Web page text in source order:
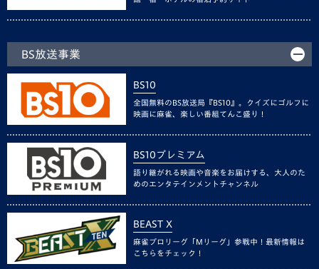
BS放送事業
BS10
全国無料のBS放送局『BS10』。クイズにゴルフに
映画に麻雀、楽しい番組てんこ盛り！
BS10プレミアム
語り継がれる映画や音楽をお届けする、大人のた
めのエンタテインメントチャンネル
BEAST X
麻雀プロリーグ「Mリーグ」参戦中！最新情報は
こちらをチェック！